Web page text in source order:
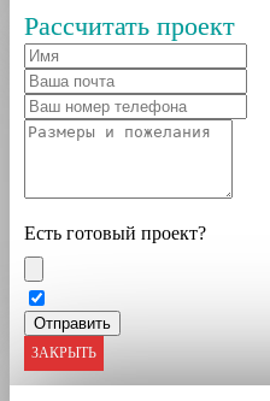
Рассчитать проект
Есть готовый проект?
ЗАКРЫТЬ